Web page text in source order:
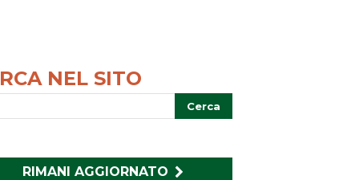
NEL SITO
RIMANI AGGIORNATO